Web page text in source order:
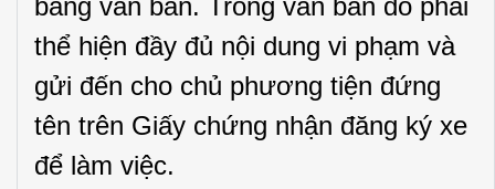
bằng văn bản. Trong văn bản đó phải
thể hiện đầy đủ nội dung vi phạm và
gửi đến cho chủ phương tiện đứng
tên trên Giấy chứng nhận đăng ký xe
để làm việc.